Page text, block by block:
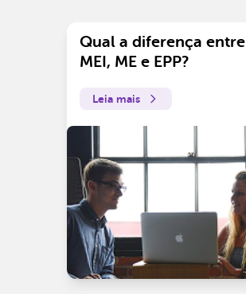
Qual a diferença entre
MEI, ME e EPP?
Leia mais